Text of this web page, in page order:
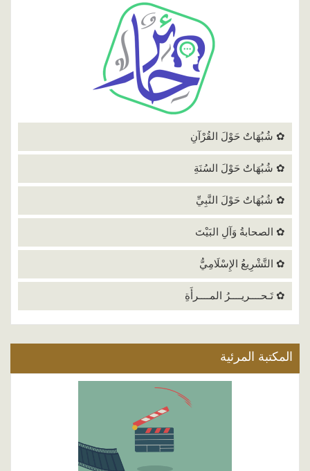
✿ شُبُهَاتٌ حَوْلَ القُرْآنِ
✿ شُبُهَاتٌ حَوْلَ السُنَةِ
✿ شُبُهَاتٌ حَوْلَ النَّبِيِّ
✿ الصحابةُ وَآلِ البَيْتَ
✿ التَّشْرِيعُ الإِسْلَامِيُّ
✿ تَـحــــريــــرُ المــــرأَةِ
المكتبة المرئية